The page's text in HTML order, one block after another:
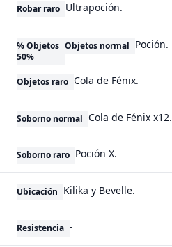
Robar raro Ultrapoción.
% Objetos
50%
Objetos normal Poción.
Objetos raro Cola de Fénix.
Soborno normal Cola de Fénix x12.
Soborno raro Poción X.
Ubicación Kilika y Bevelle.
Resistencia -